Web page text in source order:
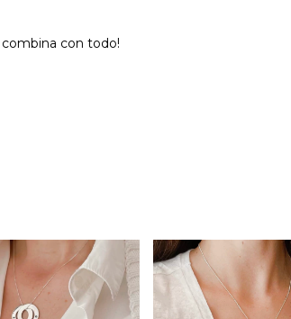
combina con todo!